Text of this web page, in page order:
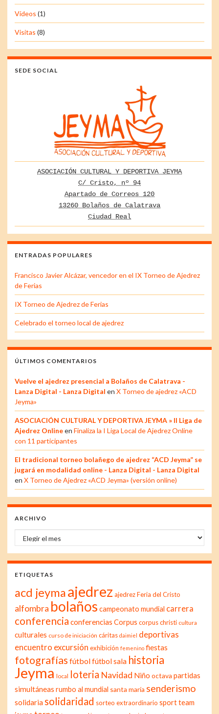
Vídeos (1)
Visitas (8)
SEDE SOCIAL
ASOCIACIÓN CULTURAL Y DEPORTIVA JEYMA
C/ Cristo, nº 94
Apartado de Correos 120
13260 Bolaños de Calatrava
Ciudad Real
ENTRADAS POPULARES
Francisco Javier Alcázar, vencedor en el IX Torneo de Ajedrez
de Ferias
IX Torneo de Ajedrez de Ferias
Celebrado el torneo local de ajedrez
ÚLTIMOS COMENTARIOS
Vuelve el ajedrez presencial a Bolaños de Calatrava -
Lanza Digital - Lanza Digital en X Torneo de ajedrez «ACD
Jeyma»
ASOCIACIÓN CULTURAL Y DEPORTIVA JEYMA » II Liga de
Ajedrez Onlineen Finaliza la I Liga Local de Ajedrez Online
con 11 participantes
El tradicional torneo bolañego de ajedrez “ACD Jeyma” se
jugará en modalidad online - Lanza Digital - Lanza Digital
en X Torneo de Ajedrez «ACD Jeyma» (versión online)
ARCHIVO
Archivo
ETIQUETAS
acd jeymaajedrez ajedrez Feria del Cristo
alfombra bolaños campeonato mundial carrera
conferencia conferencias Corpus corpus christi cultura
culturales curso de iniciación cáritas daimiel deportivas
encuentro excursión exhibición femenino fiestas
fotografías fútbolfútbol sala historia
Jeyma local loteria Navidad Niño octava partidas
simultáneas rumbo al mundial santa maría senderismo
solidariasolidaridad sorteo extraordinario sport team